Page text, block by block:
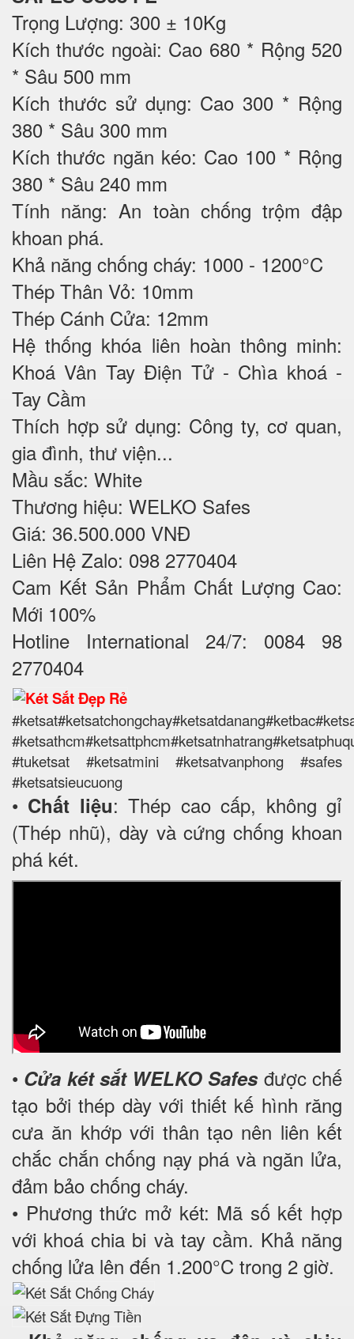
Trọng Lượng: 300 ± 10Kg
Kích thước ngoài: Cao 680 * Rộng 520
* Sâu 500 mm
Kích thước sử dụng: Cao 300 * Rộng
380 * Sâu 300 mm
Kích thước ngăn kéo: Cao 100 * Rộng
380 * Sâu 240 mm
Tính năng: An toàn chống trộm đập
khoan phá.
Khả năng chống cháy: 1000 - 1200°C
Thép Thân Vỏ: 10mm
Thép Cánh Cửa: 12mm
Hệ thống khóa liên hoàn thông minh:
Khoá Vân Tay Điện Tử - Chìa khoá -
Tay Cầm
Thích hợp sử dụng: Công ty, cơ quan,
gia đình, thư viện...
Mầu sắc: White
Thương hiệu: WELKO Safes
Giá: 36.500.000 VNĐ
Liên Hệ Zalo: 098 2770404
Cam Kết Sản Phẩm Chất Lượng Cao:
Mới 100%
Hotline International 24/7: 0084 98
2770404
#ketsathcm#ketsattphcm
#tuketsat #ketsatmini #ketsatvanphong #safes
#ketsatsieucuong
• Chất liệu: Thép cao cấp, không gỉ
(Thép nhũ), dày và cứng chống khoan
phá két.
• Cửa két sắt WELKO Safesđược chế
tạo bởi thép dày với thiết kế hình răng
cưa ăn khớp với thân tạo nên liên kết
chắc chắn chống nạy phá và ngăn lửa,
đảm bảo chống cháy.
• Phương thức mở két: Mã số kết hợp
với khoá chia bi và tay cầm. Khả năng
chống lửa lên đến 1.200°C trong 2 giờ.